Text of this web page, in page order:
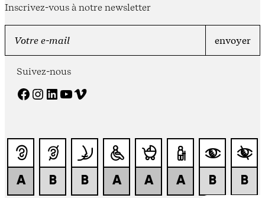
Inscrivez-vous à notre newsletter
Suivez-nous
Facebook Instagram LinkedIn YouTube Vimeo